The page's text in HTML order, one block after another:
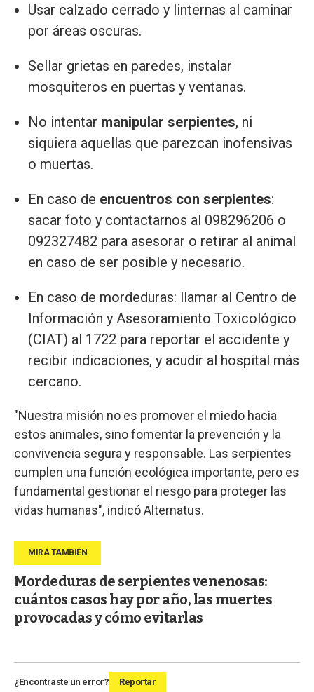
Usar calzado cerrado y linternas al caminar
por áreas oscuras.
Sellar grietas en paredes, instalar
mosquiteros en puertas y ventanas.
No intentar manipular serpientes, ni
siquiera aquellas que parezcan inofensivas
o muertas.
En caso de encuentros con serpientes:
sacar foto y contactarnos al 098296206 o
092327482 para asesorar o retirar al animal
en caso de ser posible y necesario.
En caso de mordeduras: llamar al Centro de
Información y Asesoramiento Toxicológico
(CIAT) al 1722 para reportar el accidente y
recibir indicaciones, y acudir al hospital más
cercano.
"Nuestra misión no es promover el miedo hacia
estos animales, sino fomentar la prevención y la
convivencia segura y responsable. Las serpientes
cumplen una función ecológica importante, pero es
fundamental gestionar el riesgo para proteger las
vidas humanas", indicó Alternatus.
Mordeduras de serpientes venenosas:
cuántos casos hay por año, las muertes
provocadas y cómo evitarlas
¿Encontraste un error? Reportar